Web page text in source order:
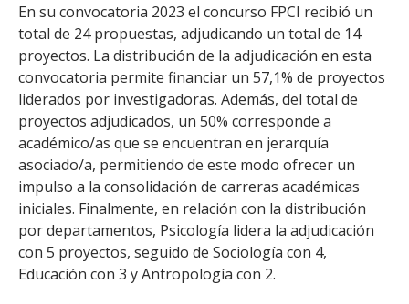
En su convocatoria 2023 el concurso FPCI recibió un
total de 24 propuestas, adjudicando un total de 14
proyectos. La distribución de la adjudicación en esta
convocatoria permite financiar un 57,1% de proyectos
liderados por investigadoras. Además, del total de
proyectos adjudicados, un 50% corresponde a
académico/as que se encuentran en jerarquía
asociado/a, permitiendo de este modo ofrecer un
impulso a la consolidación de carreras académicas
iniciales. Finalmente, en relación con la distribución
por departamentos, Psicología lidera la adjudicación
con 5 proyectos, seguido de Sociología con 4,
Educación con 3 y Antropología con 2.